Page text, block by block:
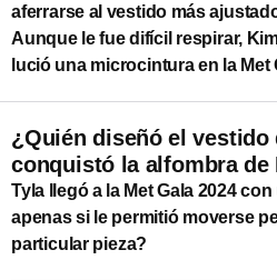
aferrarse al vestido más
Aunque le fue difícil respirar,
lució una microcintura en la Met
¿Quién diseñó el vestido
conquistó la alfombra de
Tyla llegó a la Met Gala 2024
apenas si le permitió moverse
particular pieza?